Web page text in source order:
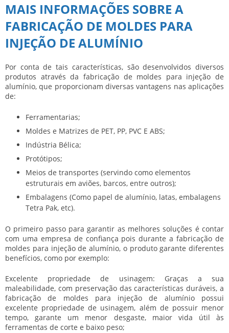
MAIS INFORMAÇÕES SOBRE A
FABRICAÇÃO DE MOLDES PARA
INJEÇÃO DE ALUMÍNIO
Por conta de tais características, são desenvolvidos diversos
produtos através da fabricação de moldes para injeção de
alumínio, que proporcionam diversas vantagens nas aplicações
de:
Ferramentarias;
Moldes e Matrizes de PET, PP, PVC E ABS;
Indústria Bélica;
Protótipos;
Meios de transportes (servindo como elementos
estruturais em aviões, barcos, entre outros);
Embalagens (Como papel de alumínio, latas, embalagens
Tetra Pak, etc).
O primeiro passo para garantir as melhores soluções é contar
com uma empresa de confiança pois durante afabricação de
moldes para injeção de alumínio, o produto garante diferentes
benefícios, como por exemplo:
Excelente propriedade de usinagem: Graças a sua
maleabilidade, com preservação das características duráveis, a
fabricação de moldes para injeção de alumíniopossui
excelente propriedade de usinagem, além de possuir menor
tempo, garante um menor desgaste, maior vida útil às
ferramentas de corte e baixo peso;